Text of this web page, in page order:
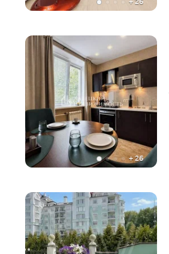
+ 26
+26